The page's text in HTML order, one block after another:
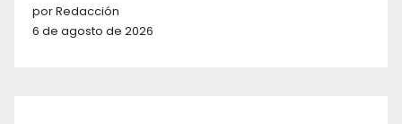
por Redacción
6 de agosto de 2026